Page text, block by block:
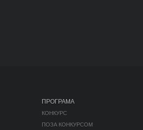
ПРОГРАМА
КОНКУРС
ПОЗА КОНКУРСОМ